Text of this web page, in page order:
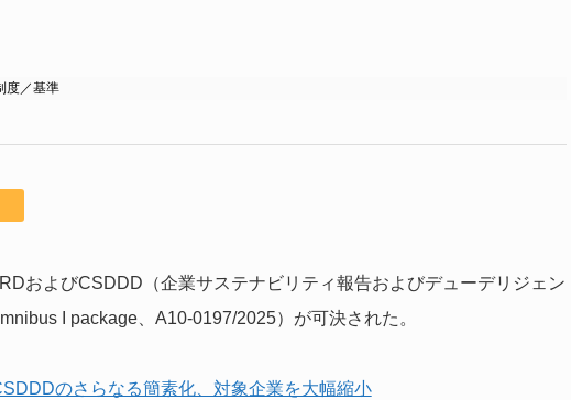
度／基準
およびCSDDD（企業サステナビリティ報告およびデューデリジェン
I package、A10-0197/2025）が可決された。
のさらなる簡素化、対象企業を大幅縮小